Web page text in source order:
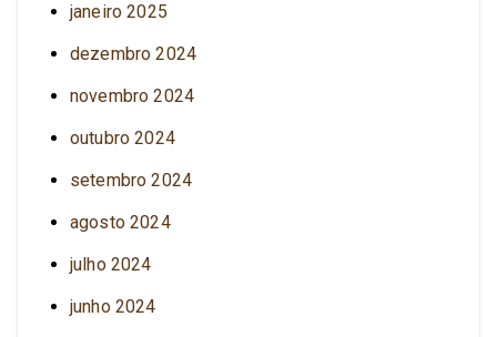
janeiro 2025
dezembro 2024
novembro 2024
outubro 2024
setembro 2024
agosto 2024
julho 2024
junho 2024